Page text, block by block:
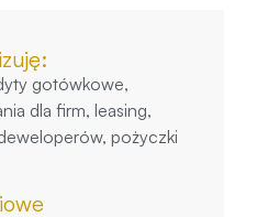
gotówkowe,
dla firm, leasing,
pożyczki